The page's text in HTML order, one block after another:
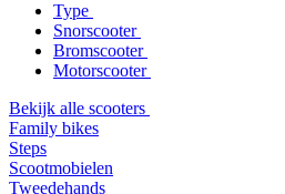
Type
Snorscooter
Bromscooter
Motorscooter
Bekijk alle scooters
Family bikes
Steps
Scootmobielen
Tweedehands